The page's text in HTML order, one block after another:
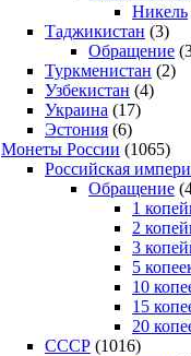
Никель
Таджикистан (3)
Обращение
Туркменистан (2)
Узбекистан (4)
Украина (17)
Эстония (6)
Монеты России (1065)
Российская
Обращение
1
2
3
5
10
15
20
СССР (1016)